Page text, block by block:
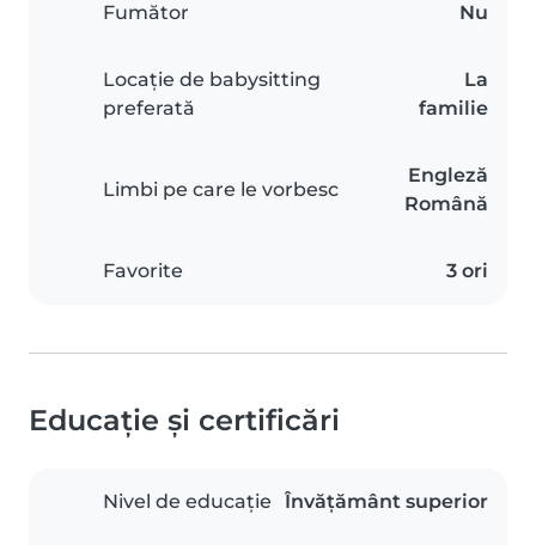
Fumător Nu
Locație de babysitting
preferată
La
familie
Limbi pe care le vorbesc
Engleză
Română
Favorite 3 ori
Educație și certificări
Nivel de educație Învățământ superior